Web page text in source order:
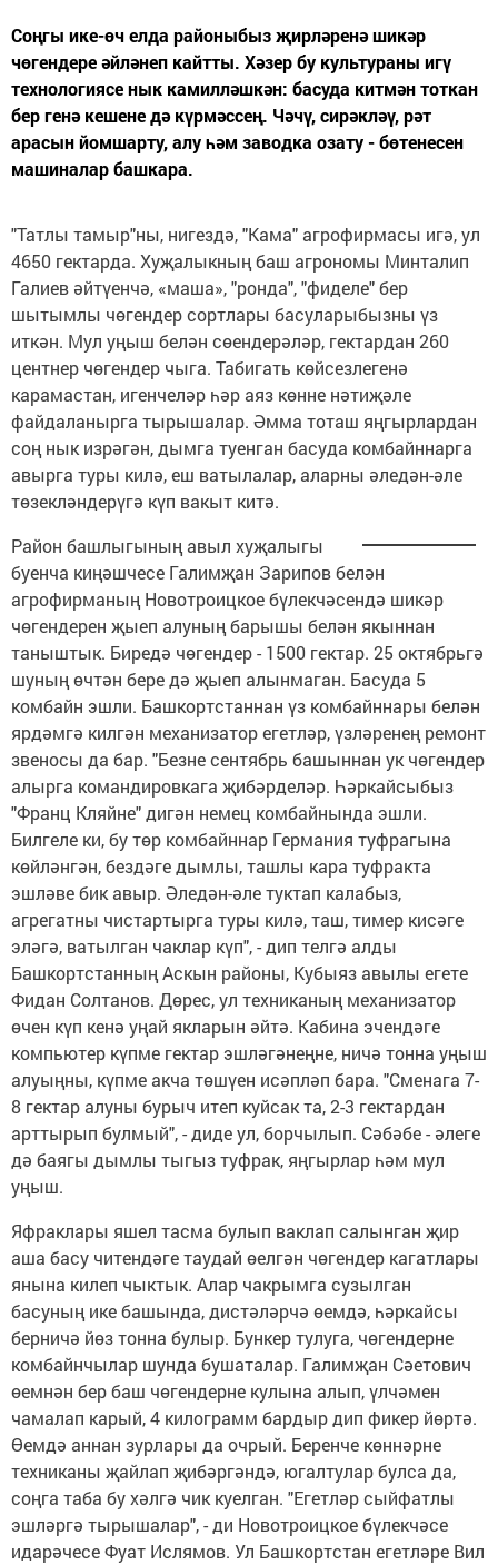
Соңгы ике-өч елда районыбыз җирләренә шикәр
чөгендере әйләнеп кайтты. Хәзер бу культураны игү
технологиясе нык камилләшкән: басуда китмән тоткан
бер генә кешене дә күрмәссең. Чәчү, сирәкләү, рәт
арасын йомшарту, алу һәм заводка озату - бөтенесен
машиналар башкара.
"Татлы тамыр"ны, нигездә, "Кама" агрофирмасы игә, ул
4650 гектарда. Хуҗалыкның баш агрономы Минталип
Галиев әйтүенчә, «маша», "ронда", "фиделе" бер
шытымлы чөгендер сортлары басуларыбызны үз
иткән. Мул уңыш белән сөендерәләр, гектардан 260
центнер чөгендер чыга. Табигать көйсезлегенә
карамастан, игенчеләр һәр аяз көнне нәтиҗәле
файдаланырга тырышалар. Әмма тоташ яңгырлардан
соң нык изрәгән, дымга туенган басуда комбайннарга
авырга туры килә, еш ватылалар, аларны әледән-әле
төзекләндерүгә күп вакыт китә.
Район башлыгының авыл хуҗалыгы
буенча киңәшчесе Галимҗан Зарипов белән
агрофирманың Новотроицкое бүлекчәсендә шикәр
чөгендерен җыеп алуның барышы белән якыннан
таныштык. Биредә чөгендер - 1500 гектар. 25 октябрьгә
шуның өчтән бере дә җыеп алынмаган. Басуда 5
комбайн эшли. Башкортстаннан үз комбайннары белән
ярдәмгә килгән механизатор егетләр, үзләренең ремонт
звеносы да бар. "Безне сентябрь башыннан ук чөгендер
алырга командировкага җибәрделәр. Һәркайсыбыз
"Франц Кляйне" дигән немец комбайнында эшли.
Билгеле ки, бу төр комбайннар Германия туфрагына
көйләнгән, бездәге дымлы, ташлы кара туфракта
эшләве бик авыр. Әледән-әле туктап калабыз,
агрегатны чистартырга туры килә, таш, тимер кисәге
эләгә, ватылган чаклар күп", - дип телгә алды
Башкортстанның Аскын районы, Кубыяз авылы егете
Фидан Солтанов. Дөрес, ул техниканың механизатор
өчен күп кенә уңай якларын әйтә. Кабина эчендәге
компьютер күпме гектар эшләгәнеңне, ничә тонна уңыш
алуыңны, күпме акча төшүен исәпләп бара. "Сменага 7-
8 гектар алуны бурыч итеп куйсак та, 2-3 гектардан
арттырып булмый", - диде ул, борчылып. Сәбәбе - әлеге
дә баягы дымлы тыгыз туфрак, яңгырлар һәм мул
уңыш.
Яфраклары яшел тасма булып ваклап салынган җир
аша басу читендәге таудай өелгән чөгендер кагатлары
янына килеп чыктык. Алар чакрымга сузылган
басуның ике башында, дистәләрчә өемдә, һәркайсы
берничә йөз тонна булыр. Бункер тулуга, чөгендерне
комбайнчылар шунда бушаталар. Галимҗан Сәетович
өемнән бер баш чөгендерне кулына алып, үлчәмен
чамалап карый, 4 килограмм бардыр дип фикер йөртә.
Өемдә аннан зурлары да очрый. Беренче көннәрне
техниканы җайлап җибәргәндә, югалтулар булса да,
соңга таба бу хәлгә чик куелган. "Егетләр сыйфатлы
эшләргә тырышалар", - ди Новотроицкое бүлекчәсе
идарәчесе Фуат Ислямов. Ул Башкортстан егетләре Вил